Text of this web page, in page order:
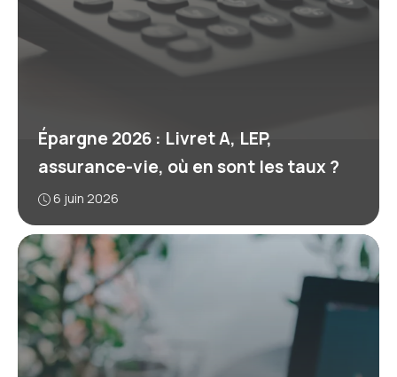
Épargne 2026 : Livret A, LEP,
assurance-vie, où en sont les taux ?
6 juin 2026